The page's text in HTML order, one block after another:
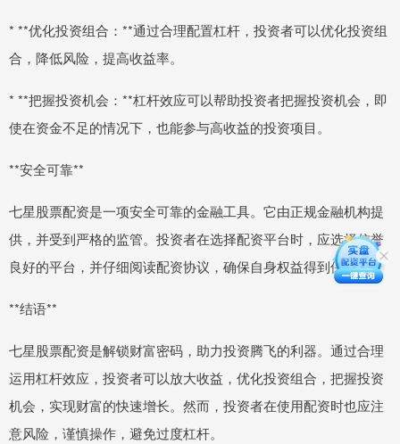
* **优化投资组合：**通过合理配置杠杆，投资者可以优化投资组
合，降低风险，提高收益率。
* **把握投资机会：**杠杆效应可以帮助投资者把握投资机会，即
使在资金不足的情况下，也能参与高收益的投资项目。
**安全可靠**
七星股票配资是一项安全可靠的金融工具。它由正规金融机构提
供，并受到严格的监管。投资者在选择配资平台时，应选择信誉
良好的平台，并仔细阅读配资协议，确保自身权益得到保障。
**结语**
七星股票配资是解锁财富密码，助力投资腾飞的利器。通过合理
运用杠杆效应，投资者可以放大收益，优化投资组合，把握投资
机会，实现财富的快速增长。然而，投资者在使用配资时也应注
意风险，谨慎操作，避免过度杠杆。